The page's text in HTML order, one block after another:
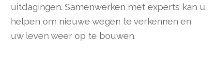
uitdagingen. Samenwerken met experts kan u
helpen om nieuwe wegen te verkennen en
uw leven weer op te bouwen.